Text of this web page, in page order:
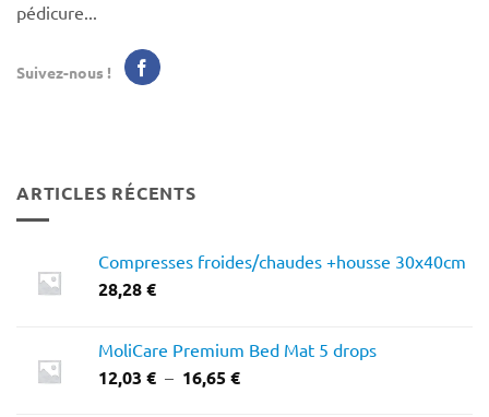
pédicure...
Suivez-nous !
ARTICLES RÉCENTS
Compresses froides/chaudes +housse 30x40cm
28,28€
MoliCare Premium Bed Mat 5 drops
12,03 € – 16,65€Plage